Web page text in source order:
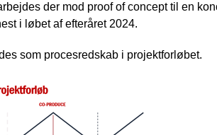
der mod proof of concept til en
i løbet af efteråret 2024.
som procesredskab i projektforløbet.